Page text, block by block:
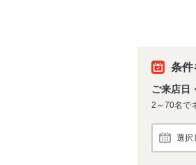
条件
ご来店日
2～70名で
選択